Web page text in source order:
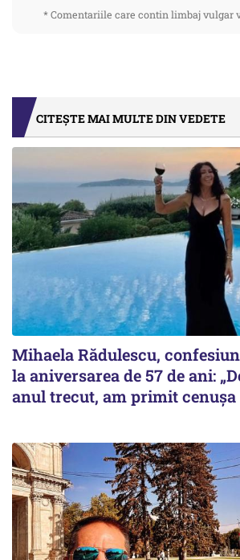
* Comentariile care contin limbaj vulgar
CITEȘTE MAI MULTE DIN VEDETE
Mihaela Rădulescu,
la aniversarea de 57 de ani:
anul trecut, am primit cenușa